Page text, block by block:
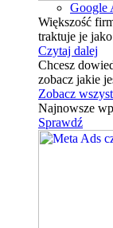
Google
Większość
traktuje je
Czytaj dalej
Chcesz
zobacz jakie
Zobacz
Najnowsze
Sprawdź